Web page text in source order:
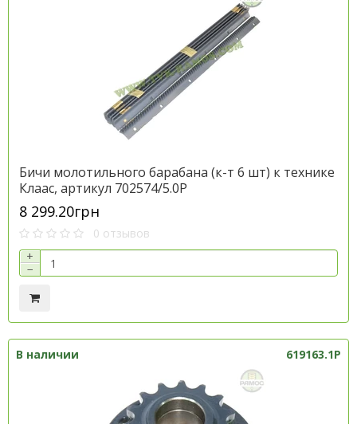
Бичи молотильного барабана (к-т 6 шт) к технике
Клаас, артикул 702574/5.0P
8 299.20грн
0 отзывов
+
−
В наличии 619163.1P